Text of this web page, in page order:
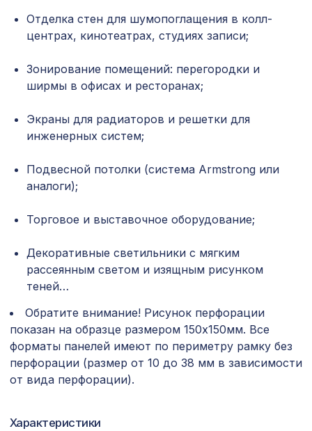
Натуральные обои Cosca Traditional
Prints L5038, 0,91 x 6,2 м
для балки 150х120мм дуб светлый,
консоль рустик
1400х780мм, ХДФ, ольха
Плинтус PX045, 63х16, 2000мм,
Перфорированная панель ГОТИКА,
Перфорированная панель КВАДРО
10-20, 2070х930мм, ХДФ, ольха
3507 ₽
Перфорированная потолочная плита
ДАМАСКО СКАЧЧО, 595х595мм, ХДФ,
белая
Перфорированная панель ВЕРОНИКА,
1030х695мм, ХДФ, дуб
578 ₽
Отделка стен для шумопоглащения в колл-
центрах, кинотеатрах, студиях записи;
Зонирование помещений: перегородки и
ширмы в офисах и ресторанах;
Экраны для радиаторов и решетки для
инженерных систем;
Подвесной потолки (система Armstrong или
аналоги);
Торговое и выставочное оборудование;
Декоративные светильники с мягким
рассеянным светом и изящным рисунком
теней…
Обратите внимание! Рисунок перфорации
показан на образце размером 150х150мм. Все
форматы панелей имеют по периметру рамку без
перфорации (размер от 10 до 38 мм в зависимости
от вида перфорации).
Характеристики